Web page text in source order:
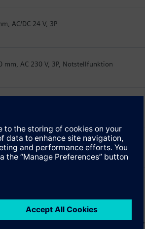
AC/DC 24 V, 3P
mm, AC 230 V, 3P, Notstellfunktion
mm, AC 24 V, 3P, Notstellfunktion
AC 24 V, 3P
mm, AC 24 V, DC 0...10 V/4...20 mA,